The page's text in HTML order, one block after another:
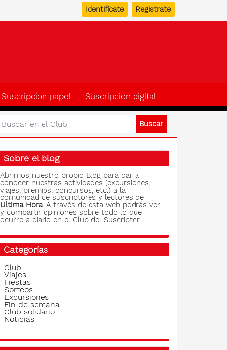
Identifícate Registrate
Suscripcion papel Suscripcion digital
Sobre el blog
Abrimos nuestro propio Blog para dar a
conocer nuestras actividades (excursiones,
viajes, premios, concursos, etc.) a la
comunidad de suscriptores y lectores de
Ultima Hora. A través de esta web podrás ver
y compartir opiniones sobre todo lo que
ocurre a diario en el Club del Suscriptor.
Categorías
Club
Viajes
Fiestas
Sorteos
Excursiones
Fin de semana
Club solidario
Noticias